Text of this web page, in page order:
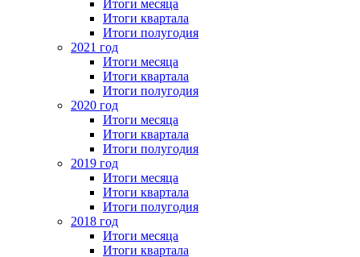
Итоги месяца
Итоги квартала
Итоги полугодия
2021 год
Итоги месяца
Итоги квартала
Итоги полугодия
2020 год
Итоги месяца
Итоги квартала
Итоги полугодия
2019 год
Итоги месяца
Итоги квартала
Итоги полугодия
2018 год
Итоги месяца
Итоги квартала